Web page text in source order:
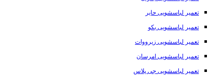
تعمیر لباسشویی حایر
تعمیر لباسشویی بکو
تعمیر لباسشویی زیرووات
تعمیر لباسشویی امرسان
تعمیر لباسشویی جی پلاس